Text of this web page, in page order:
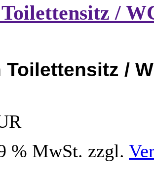
/
Toilettensitz /
% MwSt. zzgl.